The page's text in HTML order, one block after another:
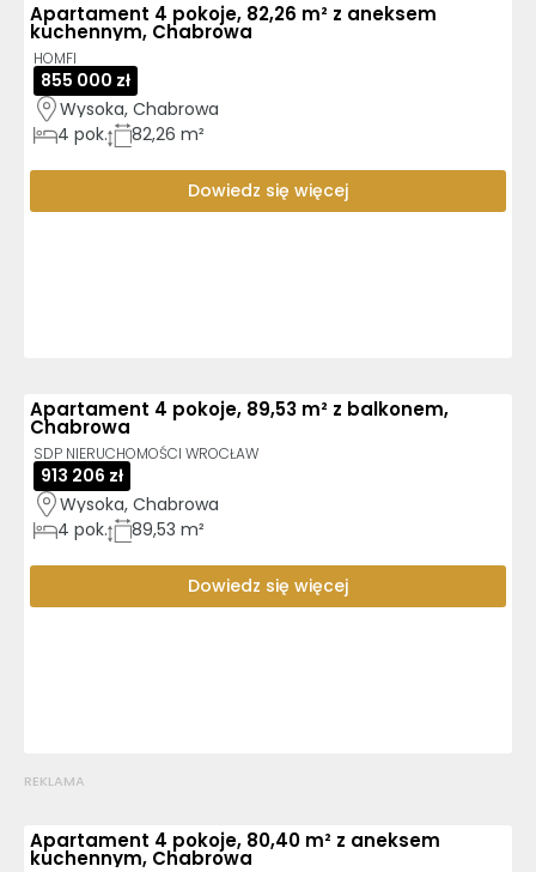
Apartament 4 pokoje, 82,26 m² z aneksem
kuchennym, Chabrowa
HOMFI
855 000 zł
Wysoka, Chabrowa
4 pok. 82,26 m²
Dowiedz się więcej
Apartament 4 pokoje, 89,53 m² z balkonem,
Chabrowa
SDP NIERUCHOMOŚCI WROCŁAW
913 206 zł
Wysoka, Chabrowa
4 pok. 89,53 m²
Dowiedz się więcej
REKLAMA
Apartament 4 pokoje, 80,40 m² z aneksem
kuchennym, Chabrowa